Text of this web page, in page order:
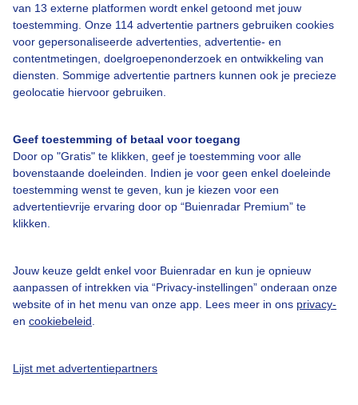
van 13 externe platformen wordt enkel getoond met jouw
toestemming. Onze 114 advertentie partners gebruiken cookies
voor gepersonaliseerde advertenties, advertentie- en
contentmetingen, doelgroepenonderzoek en ontwikkeling van
diensten. Sommige advertentie partners kunnen ook je precieze
geolocatie hiervoor gebruiken.
Geef toestemming of betaal voor toegang
Door op "Gratis" te klikken, geef je toestemming voor alle
bovenstaande doeleinden. Indien je voor geen enkel doeleinde
toestemming wenst te geven, kun je kiezen voor een
advertentievrije ervaring door op “Buienradar Premium” te
klikken.
Jouw keuze geldt enkel voor Buienradar en kun je opnieuw
aanpassen of intrekken via “Privacy-instellingen” onderaan onze
website of in het menu van onze app. Lees meer in ons privacy-
en cookiebeleid
Lijst met advertentiepartners
Over Buienradar
Bedrijfsgegevens
Contact
Toegankelijkheid
Gebruikersvoorwaarden
Adverteren
Privacy beleid
Cookie beleid